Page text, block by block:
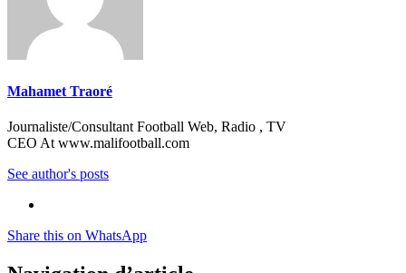
Mahamet Traoré
Journaliste/Consultant Football Web, Radio , TV
CEO At www.malifootball.com
See author's posts
Share this on WhatsApp